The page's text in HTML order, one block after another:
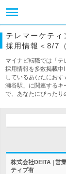
テレマーケテ
採用情報＜8/7
マイナビ転職では「
採用情報を多数掲載中
しているあなたにお
瀬谷駅」に関連するキ
で、あなたにぴったり
株式会社DEITA | 営
ティブ有